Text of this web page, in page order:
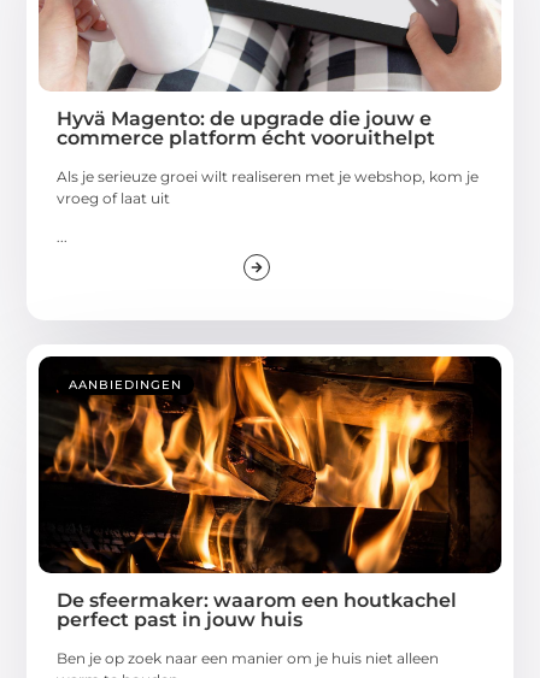
Hyvä Magento: de upgrade die jouw e
commerce platform écht vooruithelpt
Als je serieuze groei wilt realiseren met je webshop, kom je
vroeg of laat uit
...
AANBIEDINGEN
De sfeermaker: waarom een houtkachel
perfect past in jouw huis
Ben je op zoek naar een manier om je huis niet alleen